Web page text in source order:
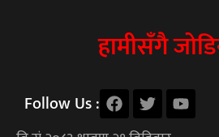
हामीसँगै
Follow Us :